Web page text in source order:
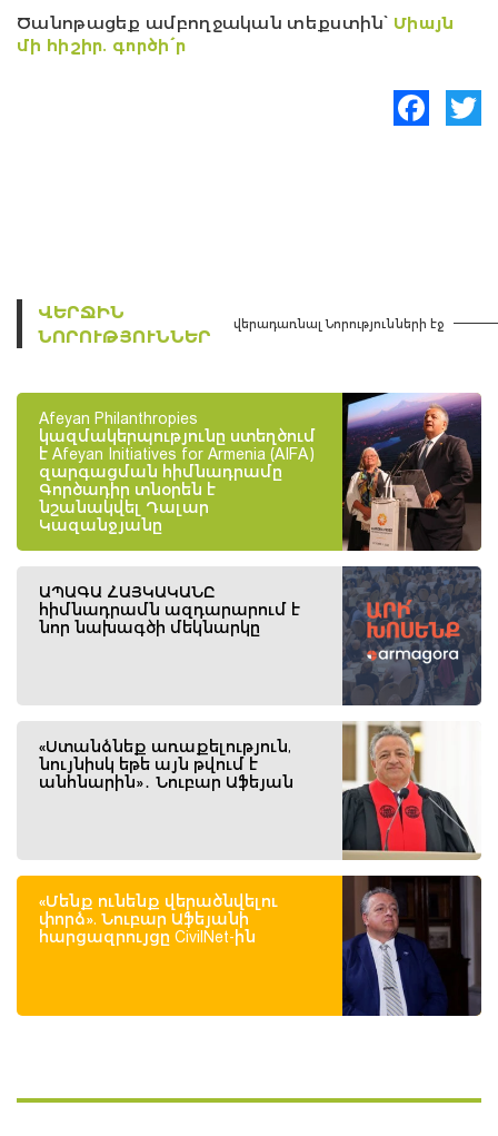
Ծանոթացեք ամբողջական տեքստին՝ Միայն
մի հիշիր. գործի՛ր
ՎԵՐՋԻՆ
ՆՈՐՈՒԹՅՈՒՆՆԵՐ
վերադառնալ Նորությունների էջ
Afeyan Philanthropies
կազմակերպությունը ստեղծում
է Afeyan Initiatives for Armenia (AIFA)
զարգացման հիմնադրամը
Գործադիր տնօրեն է
նշանակվել Դալար
Կազանջյանը
ԱՊԱԳԱ ՀԱՅԿԱԿԱՆԸ
հիմնադրամն ազդարարում է
նոր նախագծի մեկնարկը
«Ստանձնեք առաքելություն,
նույնիսկ եթե այն թվում է
անհնարին»․ Նուբար Աֆեյան
«Մենք ունենք վերածնվելու
փորձ». Նուբար Աֆեյանի
հարցազրույցը CivilNet-ին